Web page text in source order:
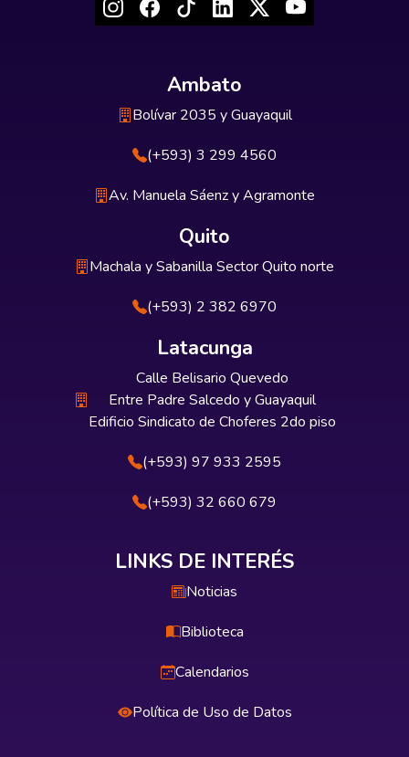
Ambato
Bolívar 2035 y Guayaquil
(+593) 3 299 4560
Av. Manuela Sáenz y Agramonte
Quito
Machala y Sabanilla Sector Quito norte
(+593) 2 382 6970
Latacunga
Calle Belisario Quevedo
Entre Padre Salcedo y Guayaquil
Edificio Sindicato de Choferes 2do piso
(+593) 97 933 2595
(+593) 32 660 679
LINKS DE INTERÉS
Noticias
Biblioteca
Calendarios
Política de Uso de Datos